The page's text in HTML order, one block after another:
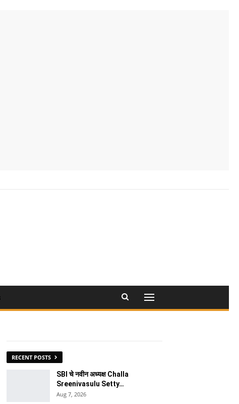
RECENT POSTS
SBI चे नवीन अध्यक्ष Challa
Sreenivasulu Setty…
Aug 7, 2026